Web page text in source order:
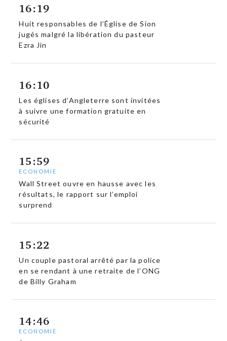
16:19
Huit responsables de l’Église de Sion
jugés malgré la libération du pasteur
Ezra Jin
16:10
Les églises d’Angleterre sont invitées
à suivre une formation gratuite en
sécurité
15:59
ECONOMIE
Wall Street ouvre en hausse avec les
résultats, le rapport sur l’emploi
surprend
15:22
Un couple pastoral arrêté par la police
en se rendant à une retraite de l’ONG
de Billy Graham
14:46
ECONOMIE